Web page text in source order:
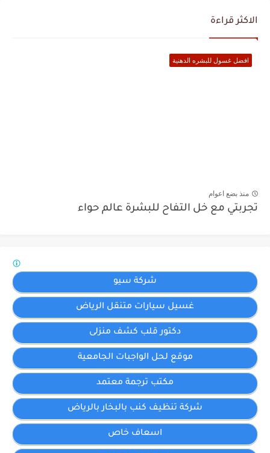
الاكثر قراءة
افضل غسول للبشره الدهنية
منذ بضع اعوام
تجربتي مع خل التفاح للبشرة عالم حواء
شركة سيو
غسيل سيارات متنقل الرياض
دكتور قلب كشف منزلى
موقع لحل الواجبات الجامعية
مكتب ترجمة معتمد
شركة تنظيف كنب بالبخار بالرياض
اسعاف خاص